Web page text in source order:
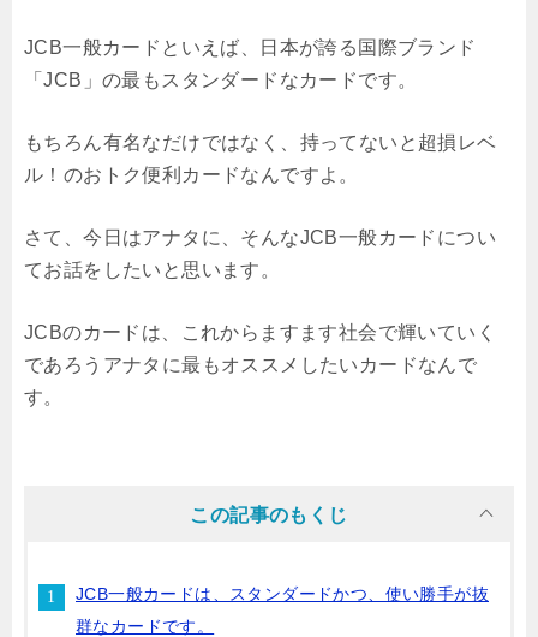
JCB一般カードといえば、日本が誇る国際ブランド
「JCB」の最もスタンダードなカードです。
もちろん有名なだけではなく、持ってないと超損レベ
ル！のおトク便利カードなんですよ。
さて、今日はアナタに、そんなJCB一般カードについ
てお話をしたいと思います。
JCBのカードは、これからますます社会で輝いていく
であろうアナタに最もオススメしたいカードなんで
す。
この記事のもくじ
JCB一般カードは、スタンダードかつ、使い勝手が抜
群なカードです。